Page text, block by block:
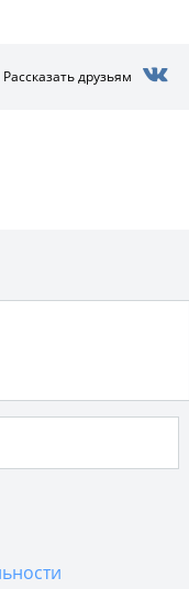
Рассказать друзьям